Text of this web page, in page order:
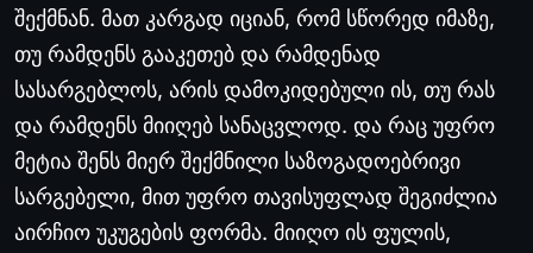
შექმნან. მათ კარგად იციან, რომ სწორედ იმაზე,
თუ რამდენს გააკეთებ და რამდენად
სასარგებლოს, არის დამოკიდებული ის, თუ რას
და რამდენს მიიღებ სანაცვლოდ. და რაც უფრო
მეტია შენს მიერ შექმნილი საზოგადოებრივი
სარგებელი, მით უფრო თავისუფლად შეგიძლია
აირჩიო უკუგების ფორმა. მიიღო ის ფულის,